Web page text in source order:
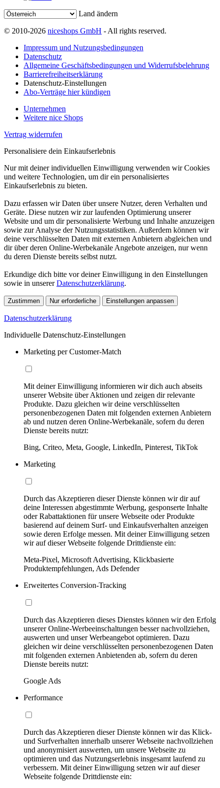
Land ändern
© 2010-2026 niceshops GmbH - All rights reserved.
Impressum und Nutzungsbedingungen
Datenschutz
Allgemeine Geschäftsbedingungen und Widerrufsbelehrung
Barrierefreiheitserklärung
Datenschutz-Einstellungen
Abo-Verträge hier kündigen
Unternehmen
Weitere nice Shops
Vertrag widerrufen
Personalisiere dein Einkaufserlebnis
Nur mit deiner individuellen Einwilligung verwenden wir Cookies
und weitere Technologien, um dir ein personalisiertes
Einkaufserlebnis zu bieten.
Dazu erfassen wir Daten über unsere Nutzer, deren Verhalten und
Geräte. Diese nutzen wir zur laufenden Optimierung unserer
Website und um dir personalisierte Werbung und Inhalte anzuzeigen
sowie zur Analyse der Nutzungsstatistiken. Außerdem können wir
deine verschlüsselten Daten mit externen Anbietern abgleichen und
dir über deren Online-Werbekanäle Angebote anzeigen, nur wenn
du deren Dienste bereits selbst nutzt.
Erkundige dich bitte vor deiner Einwilligung in den Einstellungen
sowie in unsererDatenschutzerklärung.
Zustimmen Nur erforderliche Einstellungen anpassen
Datenschutzerklärung
Individuelle Datenschutz-Einstellungen
Marketing per Customer-Match
Mit deiner Einwilligung informieren wir dich auch abseits
unserer Website über Aktionen und zeigen dir relevante
Produkte. Dazu gleichen wir deine verschlüsselten
personenbezogenen Daten mit folgenden externen Anbietern
ab und nutzen deren Online-Werbekanäle, sofern du deren
Dienste bereits nutzt:
Bing, Criteo, Meta, Google, LinkedIn, Pinterest, TikTok
Marketing
Durch das Akzeptieren dieser Dienste können wir dir auf
deine Interessen abgestimmte Werbung, gesponserte Inhalte
oder Rabattaktionen für unsere Webseite oder Produkte
basierend auf deinem Surf- und Einkaufsverhalten anzeigen
sowie deren Erfolge messen. Mit deiner Einwilligung setzen
wir auf dieser Webseite folgende Drittdienste ein:
Meta-Pixel, Microsoft Advertising, Klickbasierte
Produktempfehlungen, Ads Defender
Erweitertes Conversion-Tracking
Durch das Akzeptieren dieses Dienstes können wir den Erfolg
unserer Online-Werbeeinschaltungen besser nachvollziehen,
auswerten und unser Werbeangebot optimieren. Dazu
gleichen wir deine verschlüsselten personenbezogenen Daten
mit folgenden externen Anbietenden ab, sofern du deren
Dienste bereits nutzt:
Google Ads
Performance
Durch das Akzeptieren dieser Dienste können wir das Klick-
und Surfverhalten innerhalb unserer Webseite nachvollziehen
und anonymisiert auswerten, um unsere Webseite zu
optimieren und das Nutzungserlebnis insgesamt laufend zu
verbessern. Mit deiner Einwilligung setzen wir auf dieser
Webseite folgende Drittdienste ein: